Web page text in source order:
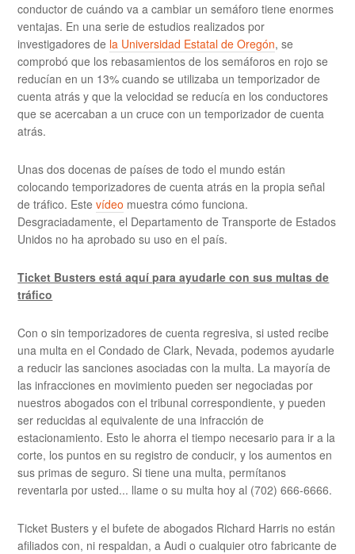
conductor de cuándo va a cambiar un semáforo tiene enormes
ventajas. En una serie de estudios realizados por
investigadores de la Universidad Estatal de Oregón, se
comprobó que los rebasamientos de los semáforos en rojo se
reducían en un 13% cuando se utilizaba un temporizador de
cuenta atrás y que la velocidad se reducía en los conductores
que se acercaban a un cruce con un temporizador de cuenta
atrás.
Unas dos docenas de países de todo el mundo están
colocando temporizadores de cuenta atrás en la propia señal
de tráfico. Estevídeo muestra cómo funciona.
Desgraciadamente, el Departamento de Transporte de Estados
Unidos no ha aprobado su uso en el país.
Ticket Busters está aquí para ayudarle con sus multas de
tráfico
Con o sin temporizadores de cuenta regresiva, si usted recibe
una multa en el Condado de Clark, Nevada, podemos ayudarle
a reducir las sanciones asociadas con la multa. La mayoría de
las infracciones en movimiento pueden ser negociadas por
nuestros abogados con el tribunal correspondiente, y pueden
ser reducidas al equivalente de una infracción de
estacionamiento. Esto le ahorra el tiempo necesario para ir a la
corte, los puntos en su registro de conducir, y los aumentos en
sus primas de seguro. Si tiene una multa, permítanos
reventarla por usted... llame o su multa hoy al (702) 666-6666.
Ticket Busters y el bufete de abogados Richard Harris no están
afiliados con, ni respaldan, a Audi o cualquier otro fabricante de